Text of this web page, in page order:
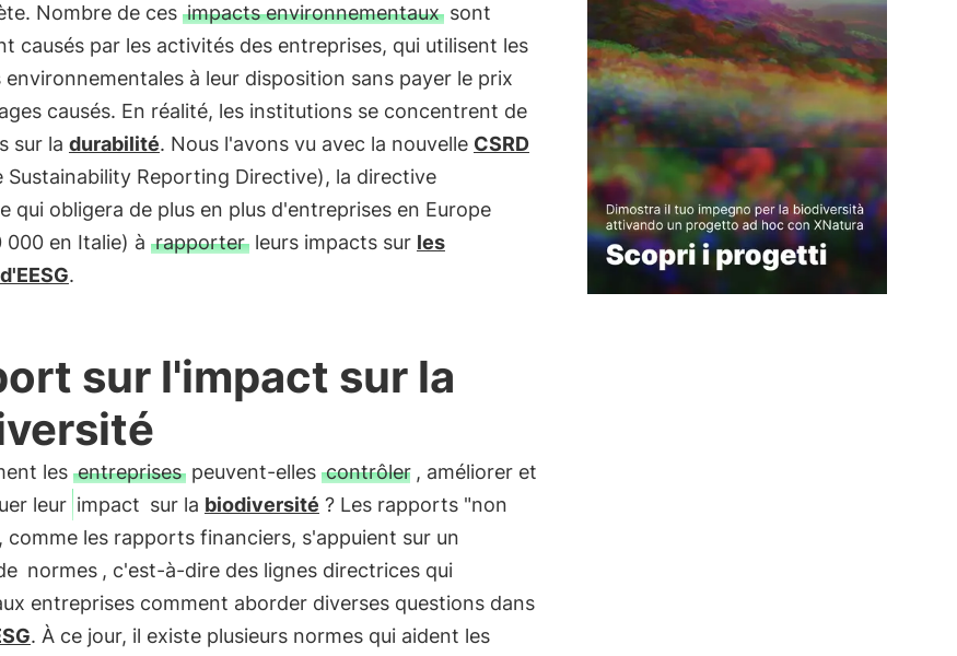
Nombre de ces impacts environnementauxsont
causés par les activités des entreprises, qui utilisent les
environnementales à leur disposition sans payer le prix
causés. En réalité, les institutions se concentrent de
sur la durabilité. Nous l'avons vu avec la nouvelle CSRD
Sustainability Reporting Directive), la directive
qui obligera de plus en plus d'entreprises en Europe
000 en Italie) à rapporterleurs impacts sur les
.
sur l'impact sur la
les entreprisespeuvent-elles contrôler , améliorer et
leur impact sur la biodiversité ? Les rapports "non
comme les rapports financiers, s'appuient sur un
normes , c'est-à-dire des lignes directrices qui
entreprises comment aborder diverses questions dans
. À ce jour, il existe plusieurs normes qui aident les